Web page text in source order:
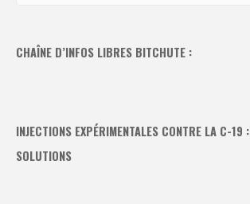
CHAÎNE D’INFOS LIBRES BITCHUTE :
INJECTIONS EXPÉRIMENTALES CONTRE LA C-19
SOLUTIONS